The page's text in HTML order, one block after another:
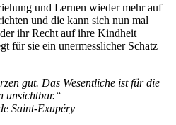
und Lernen wieder mehr auf
und die kann sich nun mal
ihr Recht auf ihre Kindheit
für sie ein unermesslicher Schatz
gut. Das Wesentliche ist für die
unsichtbar.“
Saint-Exupéry